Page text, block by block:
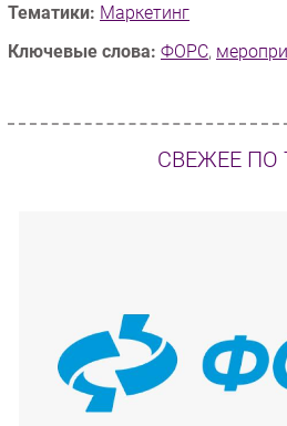
Тематики: Маркетинг
Ключевые слова: ФОРС,
СВЕЖЕЕ ПО